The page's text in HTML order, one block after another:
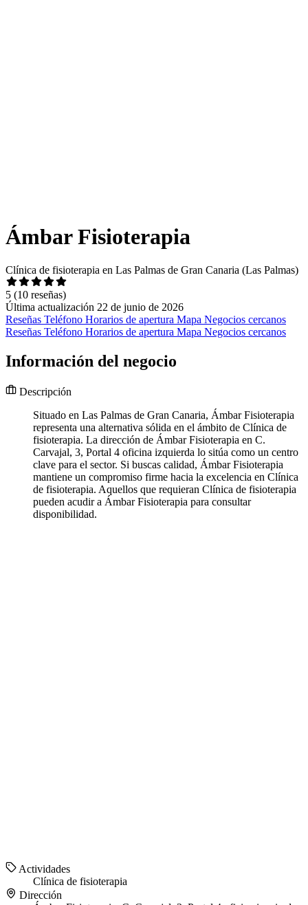
Ámbar Fisioterapia
Clínica de fisioterapia en Las Palmas de Gran Canaria (Las Palmas)
5 (10 reseñas)
Última actualización 22 de junio de 2026
Reseñas Teléfono Horarios de apertura Mapa Negocios cercanos
Reseñas Teléfono Horarios de apertura Mapa Negocios cercanos
Información del negocio
Descripción
Situado en Las Palmas de Gran Canaria, Ámbar Fisioterapia
representa una alternativa sólida en el ámbito de Clínica de
fisioterapia. La dirección de Ámbar Fisioterapia en C.
Carvajal, 3, Portal 4 oficina izquierda lo sitúa como un centro
clave para el sector. Si buscas calidad, Ámbar Fisioterapia
mantiene un compromiso firme hacia la excelencia en Clínica
de fisioterapia. Aquellos que requieran Clínica de fisioterapia
pueden acudir a Ámbar Fisioterapia para consultar
disponibilidad.
Actividades
Clínica de fisioterapia
Dirección